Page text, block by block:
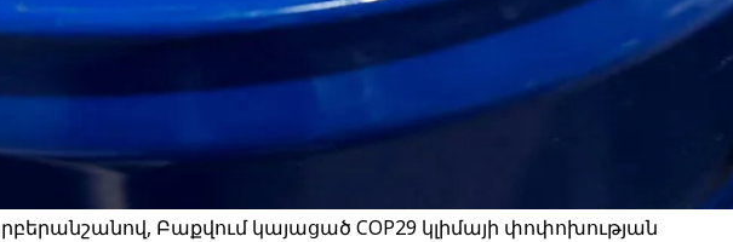
Բաքվում կայացած COP29 կլիմայի փոփոխության